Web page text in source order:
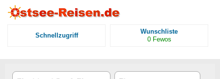
Schnellzugriff
Wunschliste
0 Fewos